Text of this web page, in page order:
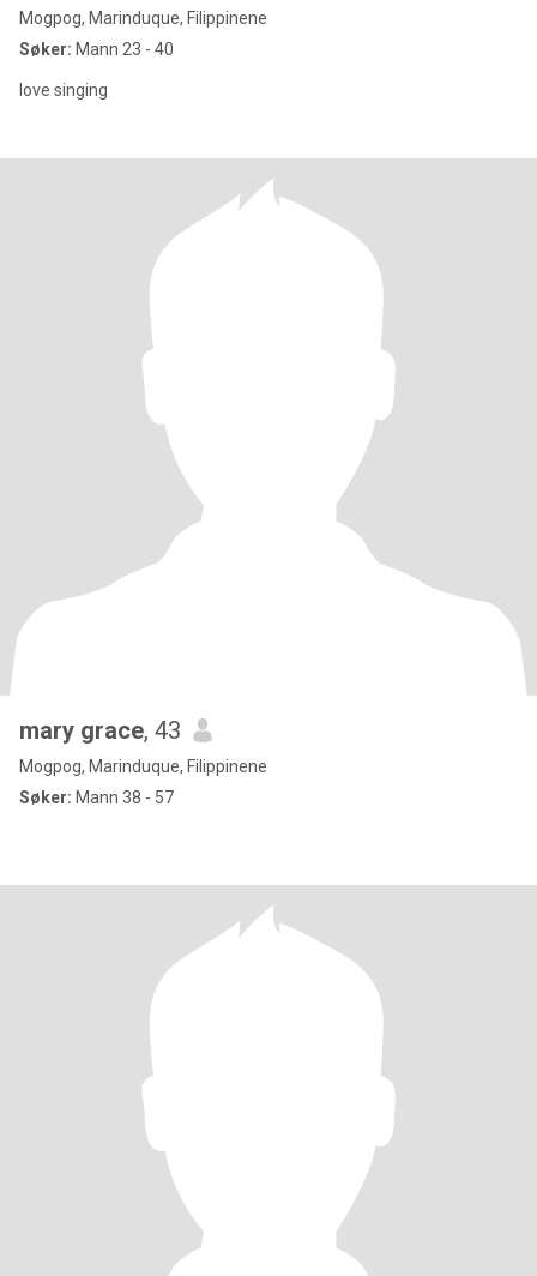
Mogpog, Marinduque, Filippinene
Søker: Mann 23 - 40
love singing
mary grace, 43
Mogpog, Marinduque, Filippinene
Søker: Mann 38 - 57